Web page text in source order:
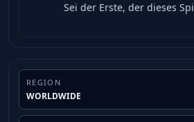
Sei der Erste, der dieses
REGION
WORLDWIDE